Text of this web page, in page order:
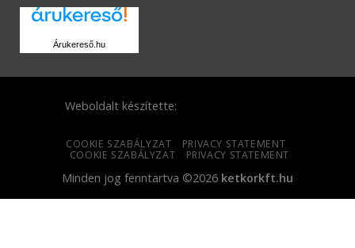
Árukereső.hu
Weboldalt készítette:
COOKIE SZABÁLYZAT
PRIVACY STATEMENT
COOKIE SZABÁLYZAT
PRIVACY STATEMENT
Minden jog fenntartva ©2026 ketkorkft.hu